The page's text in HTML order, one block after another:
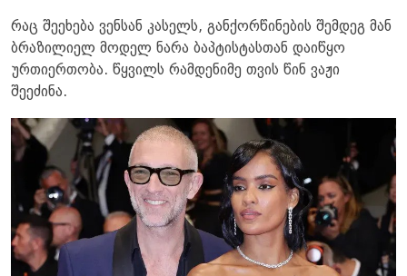
რაც შეეხება ვენსან კასელს, განქორწინების შემდეგ მან
ბრაზილიელ მოდელ ნარა ბაპტისტასთან დაიწყო
ურთიერთობა. წყვილს რამდენიმე თვის წინ ვაჟი
შეეძინა.